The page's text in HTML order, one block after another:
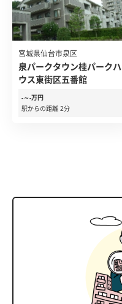
宮城県仙台市泉区
泉パークタウン桂パークハ
ウス東街区五番館
-～-万円
駅からの距離 2分